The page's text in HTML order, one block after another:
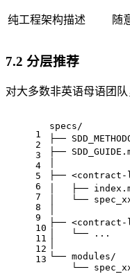
纯工程架构描述 随
7.2 分层推荐
对大多数非英语母语团队
1
2
3
4
5
6
7
8
9
10
11
12
13
specs/
├──
├──
├── <contract-
│   ├──
│   └──
├──
│   └── ...
└── modules/
└──